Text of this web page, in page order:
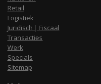
Retail
Logistiek
Juridisch | Fiscaal
Transacties
Werk
Specials
Sitemap